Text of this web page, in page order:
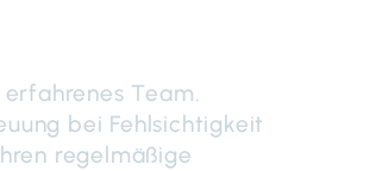
Team.
bei Fehlsichtigkeit
regelmäßige